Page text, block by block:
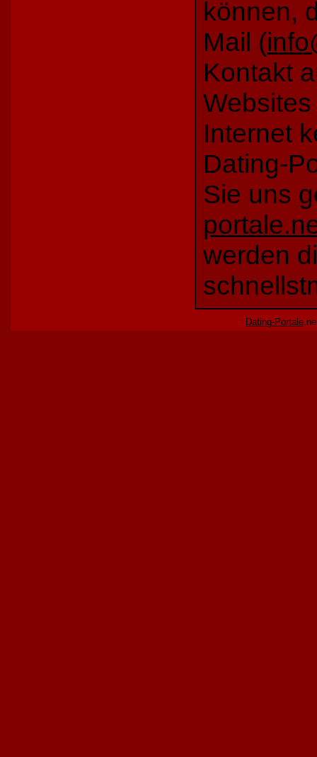
können,
Mail (
Kontakt
Internet
Dating-
Sie uns
werden
Dating-Portale